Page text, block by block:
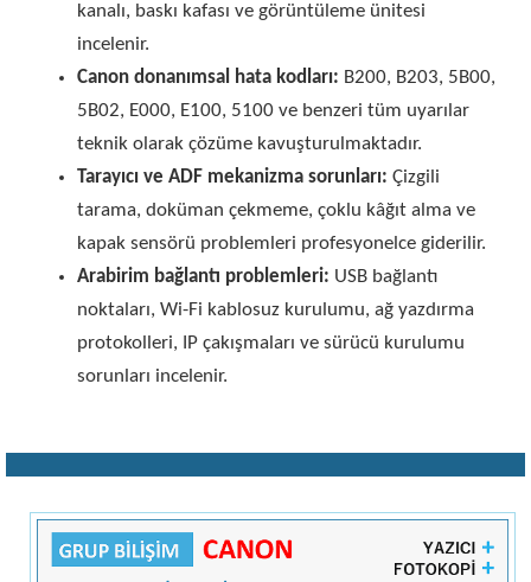
kanalı, baskı kafası ve görüntüleme ünitesi
incelenir.
Canon donanımsal hata kodları: B200, B203, 5B00,
5B02, E000, E100, 5100 ve benzeri tüm uyarılar
teknik olarak çözüme kavuşturulmaktadır.
Tarayıcı ve ADF mekanizma sorunları: Çizgili
tarama, doküman çekmeme, çoklu kâğıt alma ve
kapak sensörü problemleri profesyonelce giderilir.
Arabirim bağlantı problemleri: USB bağlantı
noktaları, Wi-Fi kablosuz kurulumu, ağ yazdırma
protokolleri, IP çakışmaları ve sürücü kurulumu
sorunları incelenir.